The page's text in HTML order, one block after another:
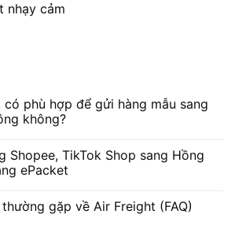
nhạy cảm
có phù hợp để gửi hàng mẫu sang
không?
Shopee, TikTok Shop sang Hồng
ePacket
gặp về Air Freight (FAQ)